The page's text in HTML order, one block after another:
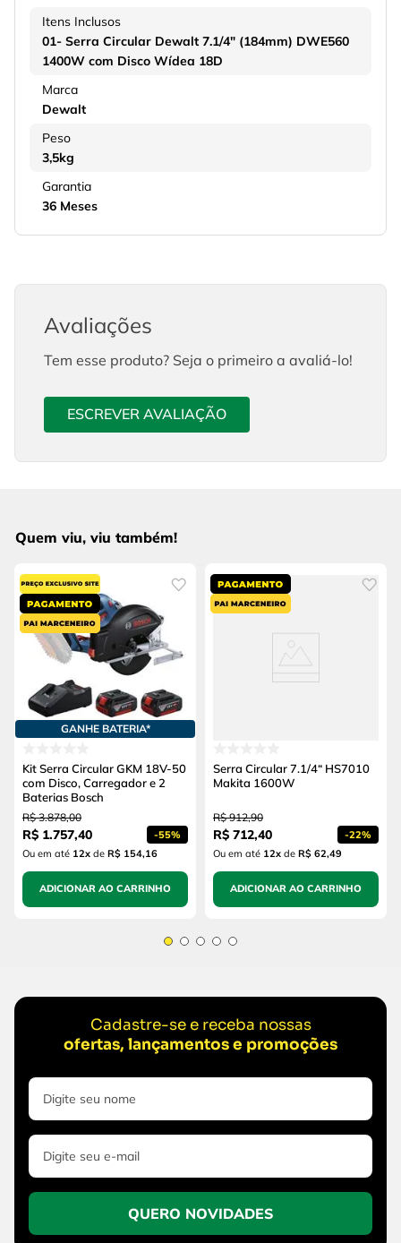
Itens Inclusos
01- Serra Circular Dewalt 7.1/4" (184mm) DWE560
1400W com Disco Wídea 18D
Marca
Dewalt
Peso
3,5kg
Garantia
36 Meses
Avaliações
Tem esse produto? Seja o primeiro a avaliá-lo!
ESCREVER AVALIAÇÃO
Quem viu, viu também!
GANHE BATERIA*
Kit Serra Circular GKM 18V-50
com Disco, Carregador e 2
Baterias Bosch
R$ 3.878,00
R$ 1.757,40 -55%
Ou em até 12x de R$ 154,16
ADICIONAR AO CARRINHO
Serra Circular 7.1/4“ HS7010
Makita 1600W
R$ 912,90
R$ 712,40 -22%
Ou em até 12x de R$ 62,49
ADICIONAR AO CARRINHO
Cadastre-se e receba nossas
ofertas, lançamentos e promoções
QUERO NOVIDADES